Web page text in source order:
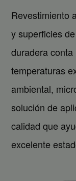
Revestimiento
y superficies
duradera
temperaturas
ambiental,
solución de
calidad que
excelente